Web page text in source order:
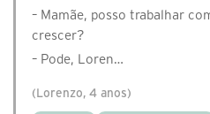
– Mamãe, posso trabalhar
crescer?
– Pode, Loren…
(Lorenzo, 4 anos)